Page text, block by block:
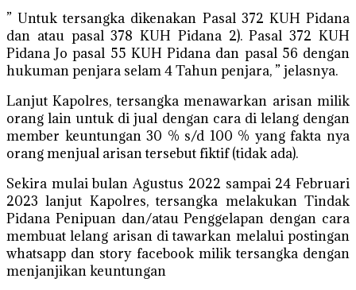
” Untuk tersangka dikenakan Pasal 372 KUH Pidana
dan atau pasal 378 KUH Pidana 2). Pasal 372 KUH
Pidana Jo pasal 55 KUH Pidana dan pasal 56 dengan
hukuman penjara selam 4 Tahun penjara, ” jelasnya.
Lanjut Kapolres, tersangka menawarkan arisan milik
orang lain untuk di jual dengan cara di lelang dengan
member keuntungan 30 % s/d 100 % yang fakta nya
orang menjual arisan tersebut fiktif (tidak ada).
Sekira mulai bulan Agustus 2022 sampai 24 Februari
2023 lanjut Kapolres, tersangka melakukan Tindak
Pidana Penipuan dan/atau Penggelapan dengan cara
membuat lelang arisan di tawarkan melalui postingan
whatsapp dan story facebook milik tersangka dengan
menjanjikan keuntungan